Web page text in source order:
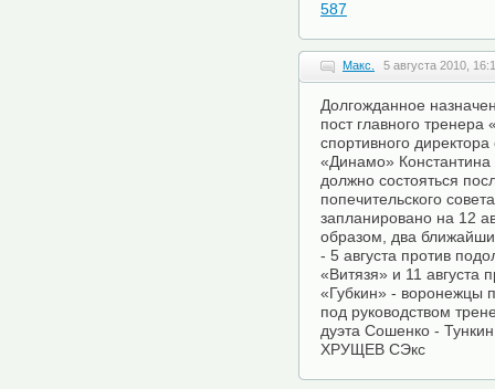
587
Макс. 5 августа 2010,
Долгожданное
пост главного тренера
спортивного директора
«Динамо»
должно состояться
попечительского
запланировано на 12
образом, два
- 5 августа против
«Витязя» и 11 августа
«Губкин» - воронежцы
под руководством
дуэта Сошенко -
ХРУЩЕВ CЭкс